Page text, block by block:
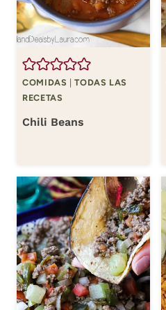
COMIDAS |TODAS LAS
RECETAS
Chili Beans